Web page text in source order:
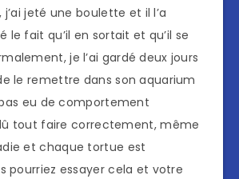
jeté une boulette et il l’a
le fait qu’il en sortait et qu’il se
je l’ai gardé deux jours
le remettre dans son aquarium
pas eu de comportement
tout faire correctement, même
et chaque tortue est
pourriez essayer cela et votre